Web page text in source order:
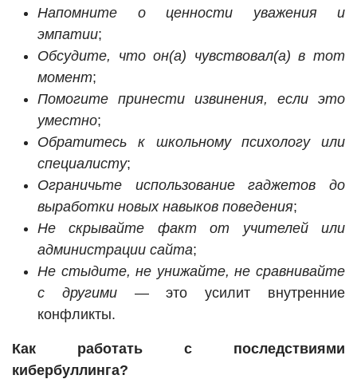
Напомните о ценности уважения и
эмпатии;
Обсудите, что он(а) чувствовал(а) в тот
момент;
Помогите принести извинения, если это
уместно;
Обратитесь к школьному психологу или
специалисту;
Ограничьте использование гаджетов до
выработки новых навыков поведения;
Не скрывайте факт от учителей или
администрации сайта;
Не стыдите, не унижайте, не сравнивайте
с другими— это усилит внутренние
конфликты.
Как работать с последствиями
кибербуллинга?